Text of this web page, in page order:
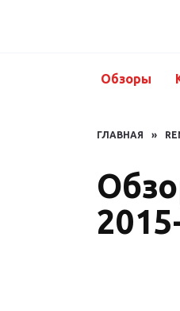
Обзоры
ГЛАВНАЯ »